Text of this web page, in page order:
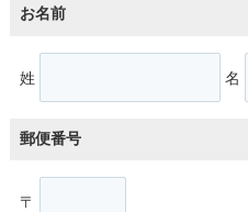
お名前
姓 名
郵便番号
〒